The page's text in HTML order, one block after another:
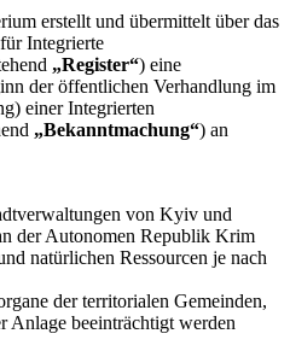
erstellt und übermittelt über das
Integrierte
„Register“) eine
der öffentlichen Verhandlung im
einer Integrierten
„Bekanntmachung“) an
von Kyiv und
der Autonomen Republik Krim
natürlichen Ressourcen je nach
der territorialen Gemeinden,
Anlage beeinträchtigt werden